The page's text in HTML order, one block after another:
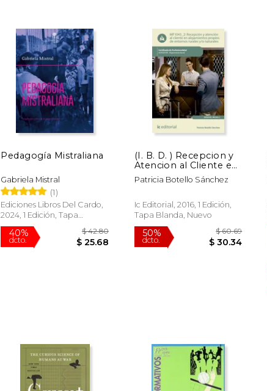
$ 21.33
Pedagogía Mistraliana
Gabriela Mistral
(1)
Ediciones Libros Del Cardo,
2024, 1 Edición, Tapa
Blanda, Nuevo
(I. B. D. ) Recepcion y
Atencion al Cliente en
Alojamientos Propios
de Entornos Rurales
Hotu0109 -
Alojamiento Rural
Patricia Botello Sánchez
Ic Editorial, 2016, 1 Edición,
Tapa Blanda, Nuevo